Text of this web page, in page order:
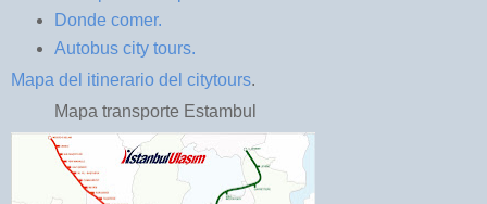
Donde comer.
Autobus city tours.
Mapa del itinerario del citytours.
Mapa transporte Estambul